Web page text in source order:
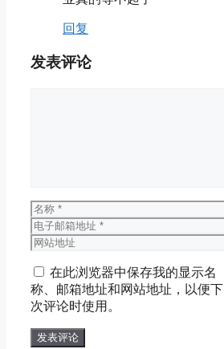
回复
发表评论
名
称
电
子
箱
地
址
网
地
址
在此浏览器中保存我的显示名
称、邮箱地址和网站地址，以便下
次评论时使用。